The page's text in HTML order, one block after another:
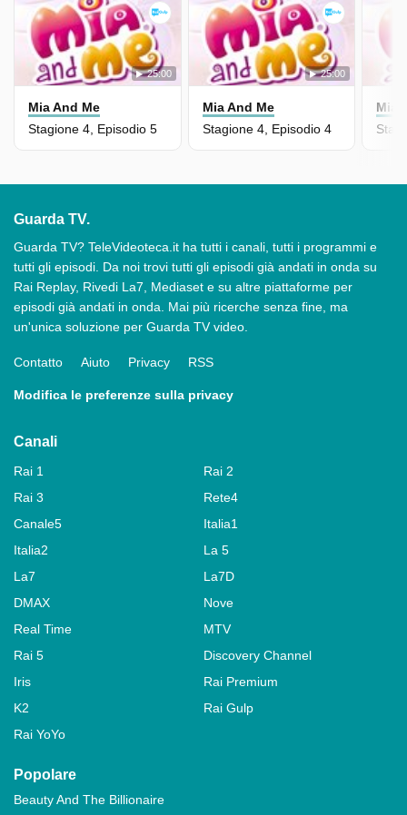
25:00
Mia And Me
Stagione 4, Episodio 5
25:00
Mia And Me
Stagione 4, Episodio 4
Mia
Guarda TV.
Guarda TV? TeleVideoteca.it ha tutti i canali, tutti i programmi e
tutti gli episodi. Da noi trovi tutti gli episodi già andati in onda su
Rai Replay, Rivedi La7, Mediaset e su altre piattaforme per
episodi già andati in onda. Mai più ricerche senza fine, ma
un'unica soluzione per Guarda TV video.
Contatto Aiuto Privacy RSS
Modifica le preferenze sulla privacy
Canali
Rai 1
Rai 2
Rai 3
Rete4
Canale5
Italia1
Italia2
La 5
La7
La7D
DMAX
Nove
Real Time
MTV
Rai 5
Discovery Channel
Iris
Rai Premium
K2
Rai Gulp
Rai YoYo
Popolare
Beauty And The Billionaire